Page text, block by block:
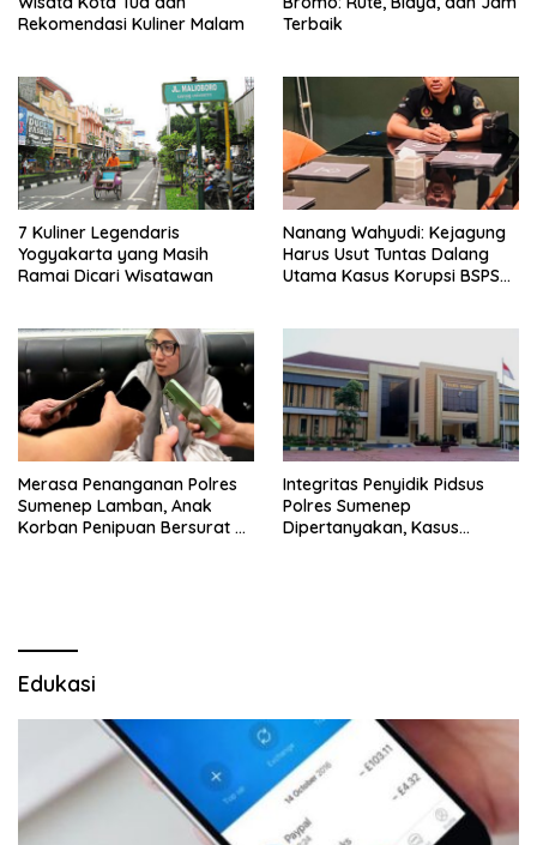
Rekomendasi Kuliner Malam
Terbaik
7 Kuliner Legendaris
Yogyakarta yang Masih
Ramai Dicari Wisatawan
Nanang Wahyudi: Kejagung
Harus Usut Tuntas Dalang
Utama Kasus Korupsi BSPS
Merasa Penanganan Polres
Sumenep Lamban, Anak
Korban Penipuan Bersurat ke
Integritas Penyidik Pidsus
Polres Sumenep
Dipertanyakan, Kasus
Edukasi